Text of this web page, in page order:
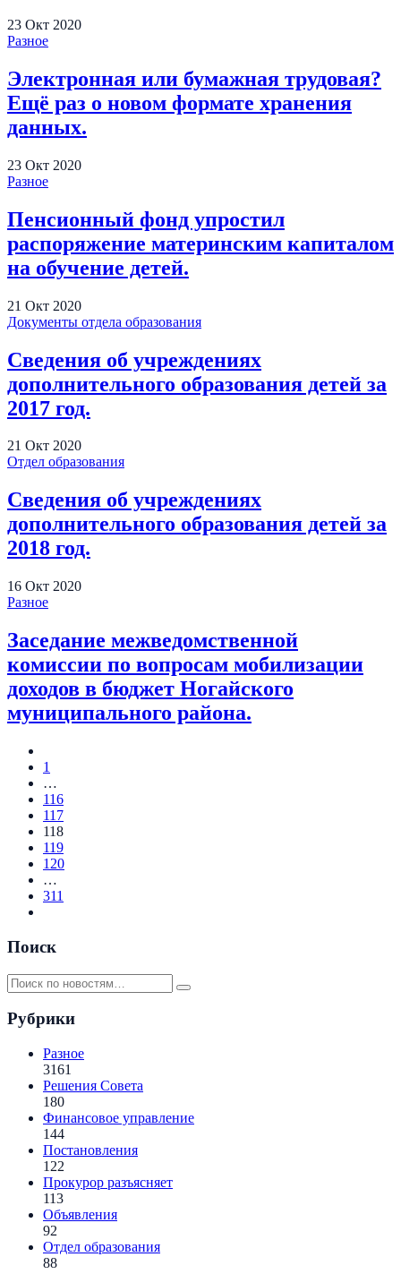
23 Окт 2020
Разное
Электронная или бумажная трудовая?
Ещё раз о новом формате хранения
данных.
23 Окт 2020
Разное
Пенсионный фонд упростил
распоряжение материнским капиталом
на обучение детей.
21 Окт 2020
Документы отдела образования
Сведения об учреждениях
дополнительного образования детей за
2017 год.
21 Окт 2020
Отдел образования
Сведения об учреждениях
дополнительного образования детей за
2018 год.
16 Окт 2020
Разное
Заседание межведомственной
комиссии по вопросам мобилизации
доходов в бюджет Ногайского
муниципального района.
1
…
116
117
118
119
120
…
311
Поиск
Рубрики
Разное
3161
Решения Совета
180
Финансовое управление
144
Постановления
122
Прокурор разъясняет
113
Объявления
92
Отдел образования
88